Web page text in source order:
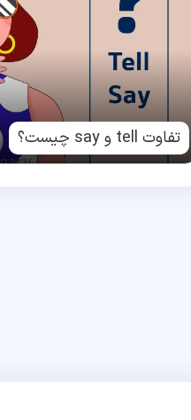
تفاوت tell و say چیست؟